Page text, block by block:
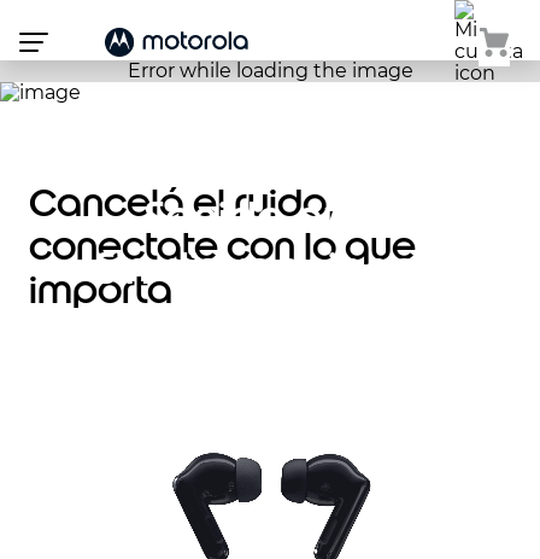
Este
sitio
con
accesibilidad.
Sonido puro.
Sin distracciones.
Cancelá el ruido,
conectate con lo que
importa